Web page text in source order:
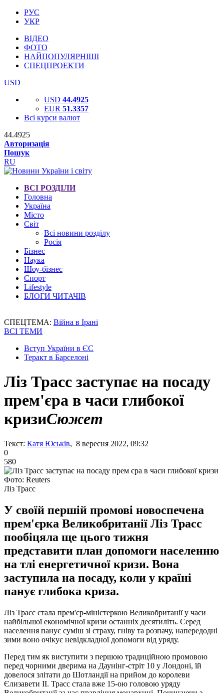
РУС
УКР
ВІДЕО
ФОТО
НАЙПОПУЛЯРНІШІ
СПЕЦПРОЕКТИ
USD
USD 44.4925
EUR 51.3357
Всі курси валют
44.4925
Авторизація
Пошук
RU
ВСІ РОЗДІЛИ
Головна
Україна
Місто
Світ
Всі новини розділу
Росія
Бізнес
Наука
Шоу-бізнес
Спорт
Lifestyle
БЛОГИ ЧИТАЧІВ
СПЕЦТЕМА: Війна в Ірані
ВСІ ТЕМИ
Вступ України в ЄС
Теракт в Барселоні
Ліз Трасс заступає на посаду
прем'єра в часи глибокої
кризиСюжет
Текст: Катя Юськів, 8 вересня 2022, 09:32
0
580
Фото: Reuters
Ліз Трасс
У своїй першій промові новоспечена
прем'єрка Великобританії Ліз Трасс
пообіцяла ще цього тижня
представити план допомоги населенню
на тлі енергетичної кризи. Вона
заступила на посаду, коли у країні
панує глибока криза.
Ліз Трасс стала прем'єр-міністеркою Великобританії у часи
найбільшої економічної кризи останніх десятиліть. Серед
населення панує суміш зі страху, гніву та розпачу, напередодні
зими воно очікує невідкладної допомоги від уряду.
Перед тим як виступити з першою традиційною промовою
перед чорними дверима на Даунінг-стріт 10 у Лондоні, їй
довелося злітати до Шотландії на прийом до королеви
Єлизавети ІІ. Трасс стала вже 15-ою головою уряду